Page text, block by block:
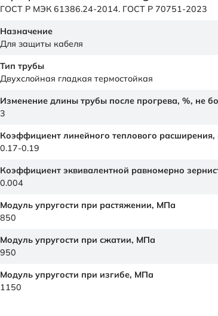
ГОСТ Р МЭК 61386.24-2014. ГОСТ Р 70751-2023
Назначение
Для защиты кабеля
Тип трубы
Двухслойная гладкая термостойкая
Изменение длины трубы после прогрева, %, не
3
Коэффициент линейного теплового расширения,
0.17-0.19
Коэффициент эквивалентной равномерно
0.004
Модуль упругости при растяжении, МПа
850
Модуль упругости при сжатии, МПа
950
Модуль упругости при изгибе, МПа
1150